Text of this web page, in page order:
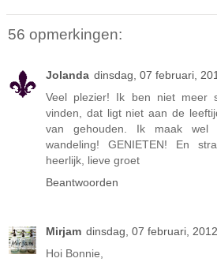
56 opmerkingen:
Jolanda dinsdag, 07 februari,
Veel plezier! Ik ben niet meer
vinden, dat ligt niet aan de
van gehouden. Ik maak wel
wandeling! GENIETEN! En
heerlijk, lieve groet
Beantwoorden
Mirjam dinsdag, 07 februari, 2012
Hoi Bonnie,